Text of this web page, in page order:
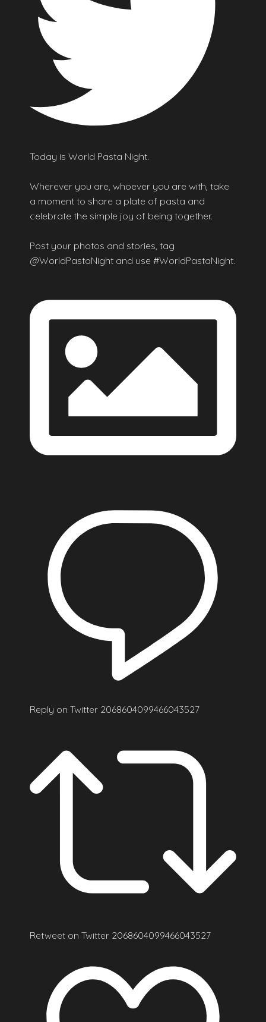
Today is World Pasta Night.
a moment to share a plate of pasta and
celebrate the simple joy of being together.
Post your photos and stories, tag
@WorldPastaNight and use #WorldPastaNight.
Reply on Twitter 2068604099466043527
Retweet on Twitter 2068604099466043527